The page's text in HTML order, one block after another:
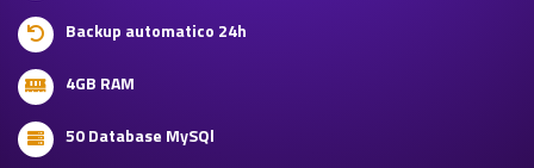
Backup automatico 24h
4GB RAM
50 Database MySQl